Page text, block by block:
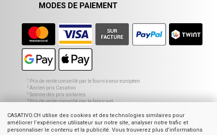
CASATIVO.CH utilise des cookies et des technologies similaires pour
améliorer l’expérience utilisateur sur notre site, analyser notre trafic et
personnaliser le contenu et la publicité. Vous trouverez plus d’informations
MODES DE PAIEMENT
1 Prix de vente conseillé par le fournisseur européen
2 Ancien prix Casativo
3 Somme des prix unitaires
4Prix de vente conseillé par le fabricant
Les images mises en ligne dans notre boutique ne représentent pas toutes
nécessairement le produit proposé, mais servent à des fins d’illustration et de
présentation. Ceci s’applique surtout aux images qui exposent plusieurs produits.